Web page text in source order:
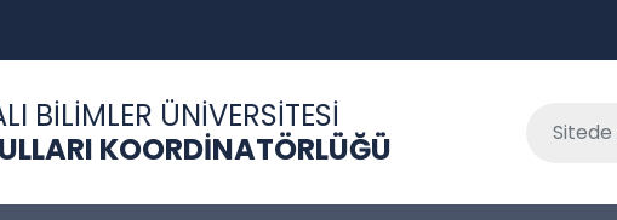
BİLİMLER ÜNİVERSİTESİ
KOORDİNATÖRLÜĞÜ